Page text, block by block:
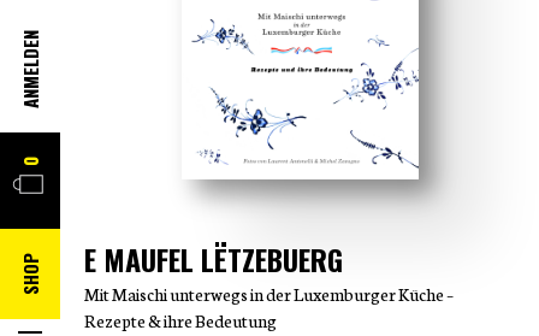
ANMELDEN
WARENKORB
0
SHOP E MAUFEL LËTZEBUERG
Mit Maischi unterwegs in der Luxemburger Küche –
Rezepte & ihre Bedeutung